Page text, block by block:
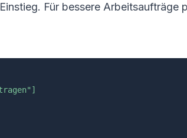
. Für bessere Arbeitsaufträge